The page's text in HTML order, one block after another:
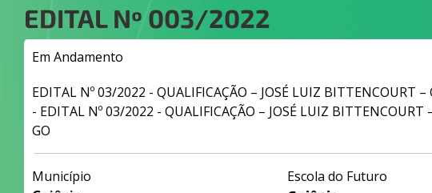
EDITAL Nº003/2022
Em Andamento
EDITAL Nº 03/2022 - QUALIFICAÇÃO – JOSÉ LUIZ BITTENCOURT –
- EDITAL Nº 03/2022 - QUALIFICAÇÃO – JOSÉ LUIZ BITTENCOURT
GO
Município
Escola do Futuro